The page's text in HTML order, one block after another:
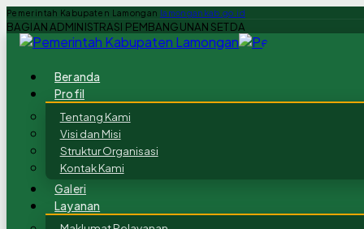
Pemerintah Kabupaten Lamongan lamongankab.go.id
BAGIAN ADMINISTRASI PEMBANGUNAN SETDA
Beranda
Profil
Tentang Kami
Visi dan Misi
Struktur Organisasi
Kontak Kami
Galeri
Layanan